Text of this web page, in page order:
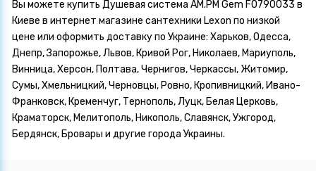
Вы можете купить Душевая система AM.PM Gem F0790033 в
Киеве в интернет магазине сантехники Lexon по низкой
цене или оформить доставку по Украине: Харьков, Одесса,
Днепр, Запорожье, Львов, Кривой Рог, Николаев, Мариуполь,
Винница, Херсон, Полтава, Чернигов, Черкассы, Житомир,
Сумы, Хмельницкий, Черновцы, Ровно, Кропивницкий, Ивано-
Франковск, Кременчуг, Тернополь, Луцк, Белая Церковь,
Краматорск, Мелитополь, Никополь, Славянск, Ужгород,
Бердянск, Бровары и другие города Украины.